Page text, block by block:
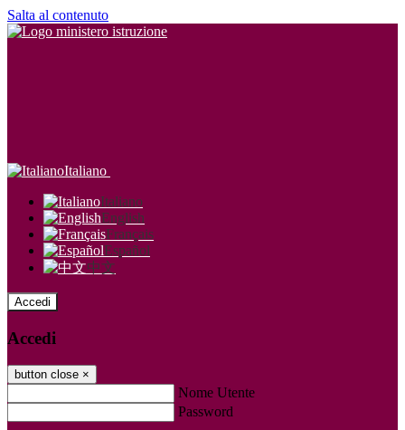
Salta al contenuto
Italiano
Italiano
English
Français
Español
中文
Accedi
Accedi
button close ×
Nome Utente
Password